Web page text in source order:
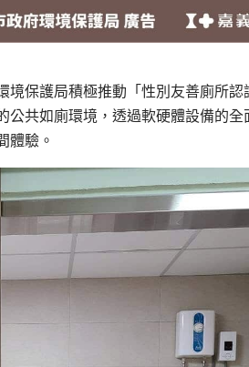
保護局積極推動「性別友善廁所認
共如廁環境，透過軟硬體設備的全
體驗。